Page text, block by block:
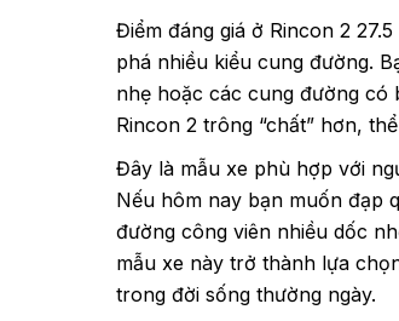
Điểm đáng giá ở Rincon 2
phá nhiều kiểu cung đường.
nhẹ hoặc các cung đường có
Rincon 2 trông “chất” hơn,
Đây là mẫu xe phù hợp với
Nếu hôm nay bạn muốn đạp
đường công viên nhiều dốc
mẫu xe này trở thành lựa
trong đời sống thường ngày.